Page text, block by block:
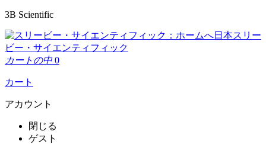
3B Scientific
日本スリー
ビー・サイエンティフィック
カートの中 0
カート
アカウント
閉じる
ゲスト